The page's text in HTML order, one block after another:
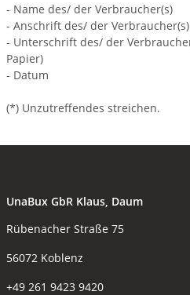
- Name des/ der Verbraucher(s)
- Anschrift des/ der Verbraucher(s)
- Unterschrift des/ der
Papier)
- Datum
(*) Unzutreffendes streichen.
UnaBux GbR Klaus, Daum
Rübenacher Straße 75
56072 Koblenz
+49 261 9423 9420